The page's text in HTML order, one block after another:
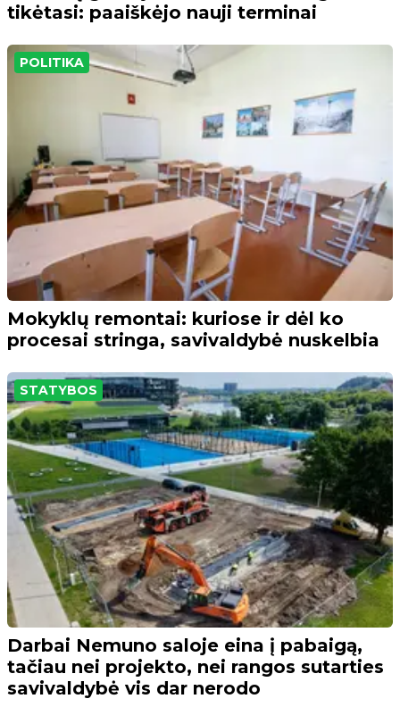
tikėtasi: paaiškėjo nauji terminai
POLITIKA
Mokyklų remontai: kuriose ir dėl ko
procesai stringa, savivaldybė nuskelbia
STATYBOS
Darbai Nemuno saloje eina į pabaigą,
tačiau nei projekto, nei rangos sutarties
savivaldybė vis dar nerodo